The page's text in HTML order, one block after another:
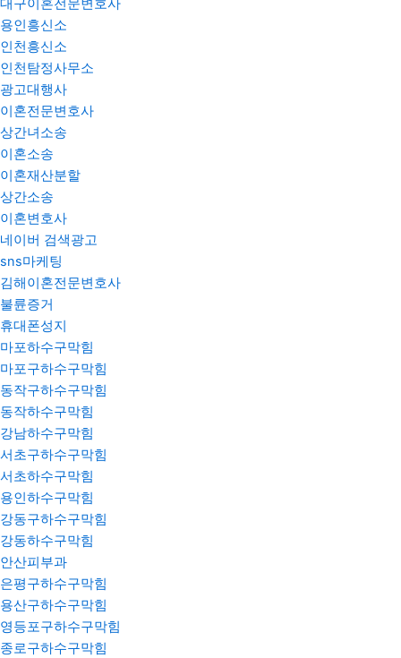
대구이혼전문변호사
용인흥신소
인천흥신소
인천탐정사무소
광고대행사
이혼전문변호사
상간녀소송
이혼소송
이혼재산분할
상간소송
이혼변호사
네이버 검색광고
sns마케팅
김해이혼전문변호사
불륜증거
휴대폰성지
마포하수구막힘
마포구하수구막힘
동작구하수구막힘
동작하수구막힘
강남하수구막힘
서초구하수구막힘
서초하수구막힘
용인하수구막힘
강동구하수구막힘
강동하수구막힘
안산피부과
은평구하수구막힘
용산구하수구막힘
영등포구하수구막힘
종로구하수구막힘